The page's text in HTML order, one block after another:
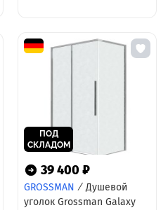
ПОД
СКЛАДОМ
39 400 ₽
GROSSMAN /Душевой
уголок Grossman Galaxy